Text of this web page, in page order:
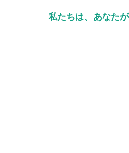
私たちは、あなた